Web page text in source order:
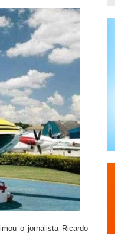
o jornalista Ricardo